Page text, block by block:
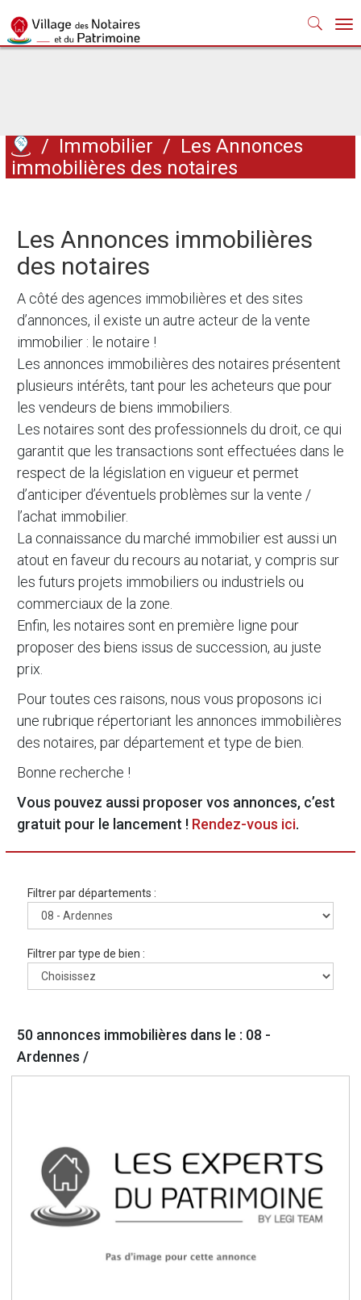
/ Immobilier / Les Annonces
immobilières des notaires
Les Annonces immobilières
des notaires
A côté des agences immobilières et des sites
d’annonces, il existe un autre acteur de la vente
immobilier : le notaire !
Les annonces immobilières des notaires présentent
plusieurs intérêts, tant pour les acheteurs que pour
les vendeurs de biens immobiliers.
Les notaires sont des professionnels du droit, ce qui
garantit que les transactions sont effectuées dans le
respect de la législation en vigueur et permet
d’anticiper d’éventuels problèmes sur la vente /
l’achat immobilier.
La connaissance du marché immobilier est aussi un
atout en faveur du recours au notariat, y compris sur
les futurs projets immobiliers ou industriels ou
commerciaux de la zone.
Enfin, les notaires sont en première ligne pour
proposer des biens issus de succession, au juste
prix.
Pour toutes ces raisons, nous vous proposons ici
une rubrique répertoriant les annonces immobilières
des notaires, par département et type de bien.
Bonne recherche !
Vous pouvez aussi proposer vos annonces, c’est
gratuit pour le lancement ! Rendez-vous ici.
Filtrer par départements :
Filtrer par type de bien :
50 annonces immobilières dans le : 08 -
Ardennes /